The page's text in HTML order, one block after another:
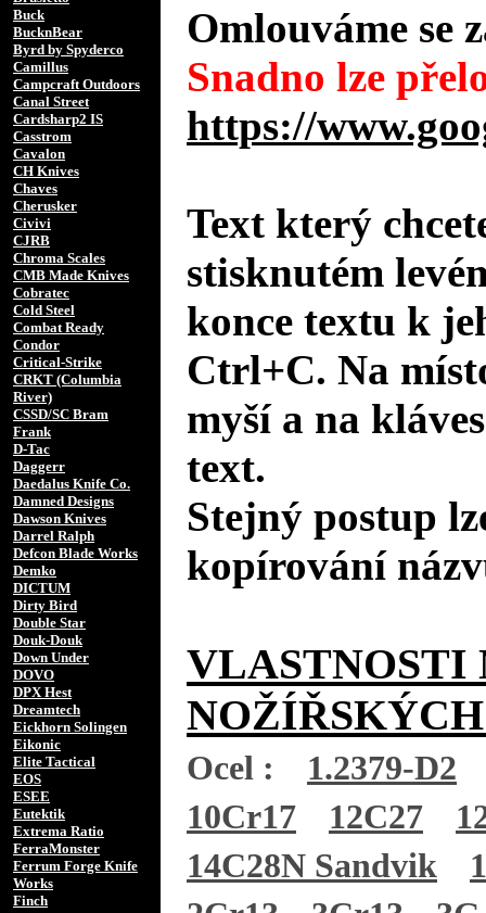
Buck
BucknBear
Byrd by Spyderco
Camillus
Campcraft Outdoors
Canal Street
Cardsharp2 IS
Casstrom
Cavalon
CH Knives
Chaves
Cherusker
Civivi
CJRB
Chroma Scales
CMB Made Knives
Cobratec
Cold Steel
Combat Ready
Condor
Critical-Strike
CRKT (Columbia
River)
CSSD/SC Bram
Frank
D-Tac
Daggerr
Daedalus Knife Co.
Damned Designs
Dawson Knives
Darrel Ralph
Defcon Blade Works
Demko
DICTUM
Dirty Bird
Double Star
Douk-Douk
Down Under
DOVO
DPX Hest
Dreamtech
Eickhorn Solingen
Eikonic
Elite Tactical
EOS
ESEE
Eutektik
Extrema Ratio
FerraMonster
Ferrum Forge Knife
Works
Finch
Omlouváme se
Snadno lze
https://
Text který
stisknutém
konce textu k
Ctrl+C. Na
myší a na
text.
Stejný postup
kopírování
VLASTNOSTI
Ocel :
1.2379-D2
10Cr17
12C27
14C28N Sandvik